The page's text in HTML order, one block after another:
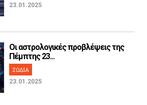
23.01.2025
Οι αστρολογικές προβλέψεις της
Πέμπτης 23...
ΖΩΔΙΑ
23.01.2025